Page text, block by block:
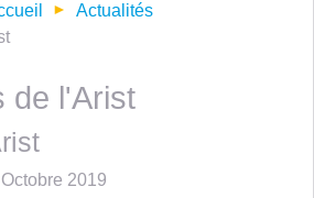
Actualités
de l'Arist
2019